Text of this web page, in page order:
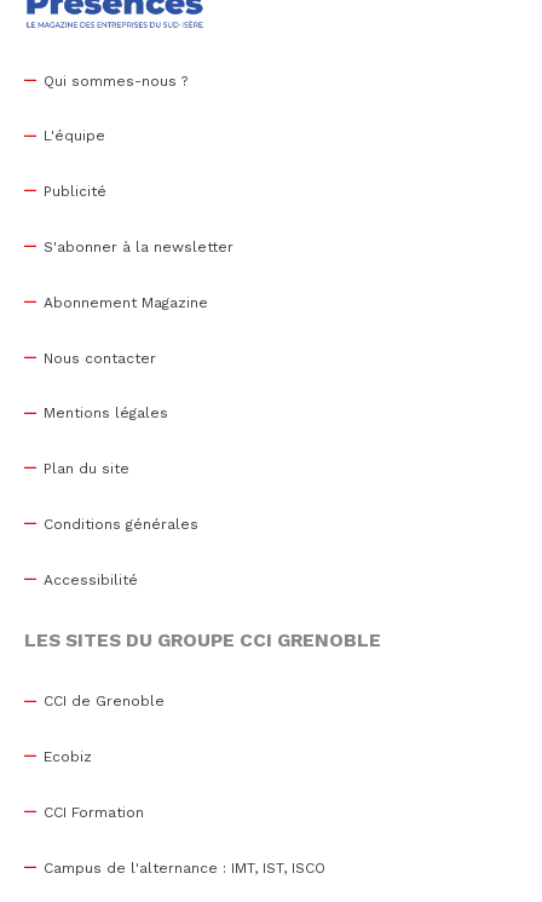
Qui sommes-nous ?
L'équipe
Publicité
S'abonner à la newsletter
Abonnement Magazine
Nous contacter
Mentions légales
Plan du site
Conditions générales
Accessibilité
LES SITES DU GROUPE CCI GRENOBLE
CCI de Grenoble
Ecobiz
CCI Formation
Campus de l'alternance : IMT, IST, ISCO